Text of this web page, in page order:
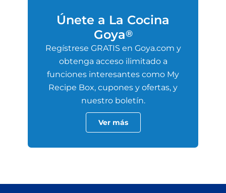
Únete a La Cocina
Goya®
Regístrese GRATIS en Goya.com y
obtenga acceso ilimitado a
funciones interesantes como My
Recipe Box, cupones y ofertas, y
nuestro boletín.
Ver más